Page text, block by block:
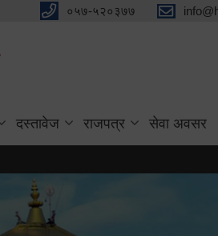
०५७-५२०३७७
दस्तावेज राजपत्र सेवा अवसर